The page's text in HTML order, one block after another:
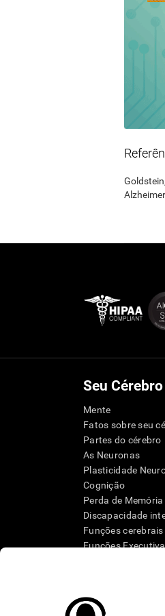
Seu Cérebro
Mente
Fatos sobre seu
Partes do cérebro
As Neuronas
Plasticidade
Cognição
Perda de Memória
Discapacidade
Funções cerebrais
Funções